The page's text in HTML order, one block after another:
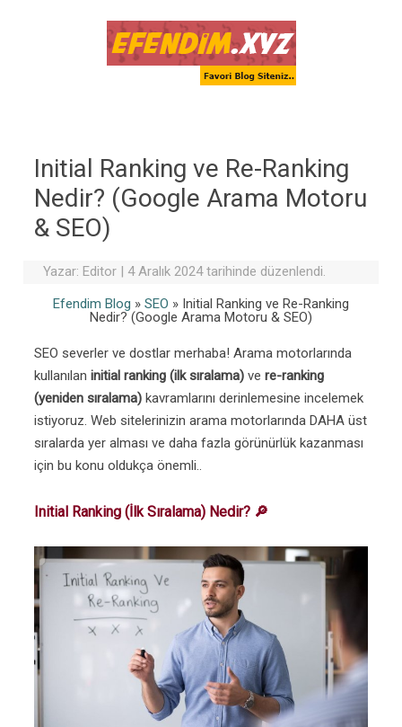
Initial Ranking ve Re-Ranking
Nedir? (Google Arama Motoru
& SEO)
Yazar: Editor | 4 Aralık 2024 tarihinde düzenlendi.
Efendim Blog » SEO » Initial Ranking ve Re-Ranking
Nedir? (Google Arama Motoru & SEO)
SEO severler ve dostlar merhaba! Arama motorlarında
kullanılan initial ranking (ilk sıralama) ve re-ranking
(yeniden sıralama) kavramlarını derinlemesine incelemek
istiyoruz. Web sitelerinizin arama motorlarında DAHA üst
sıralarda yer alması ve daha fazla görünürlük kazanması
için bu konu oldukça önemli..
Initial Ranking (İlk Sıralama) Nedir? 🔎